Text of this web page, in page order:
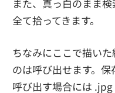
また、真っ白のまま
全て拾ってきます。
ちなみにここで描い
のは呼び出せます。保
呼び出す場合には